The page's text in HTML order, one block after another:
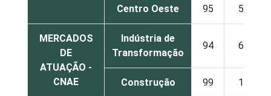
Centro Oeste 95 5
MERCADOS
DE
ATUAÇÃO -
CNAE
Indústria de
Transformação
94 6
Construção 99 1